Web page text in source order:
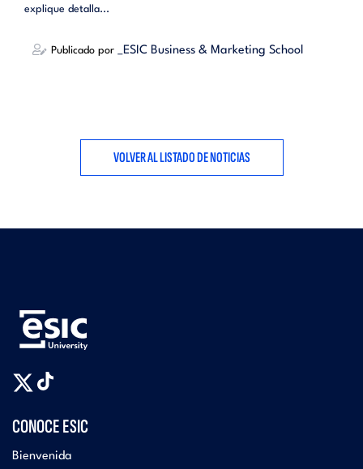
explique detalla...
Publicado por _ESIC Business & Marketing School
VOLVER AL LISTADO DE NOTICIAS
CONOCE ESIC
Bienvenida